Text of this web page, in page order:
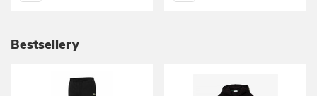
Bestsellery